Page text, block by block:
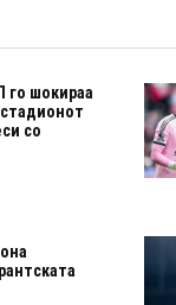
го шокираа
со